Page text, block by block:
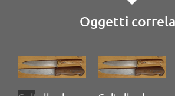
Oggetti